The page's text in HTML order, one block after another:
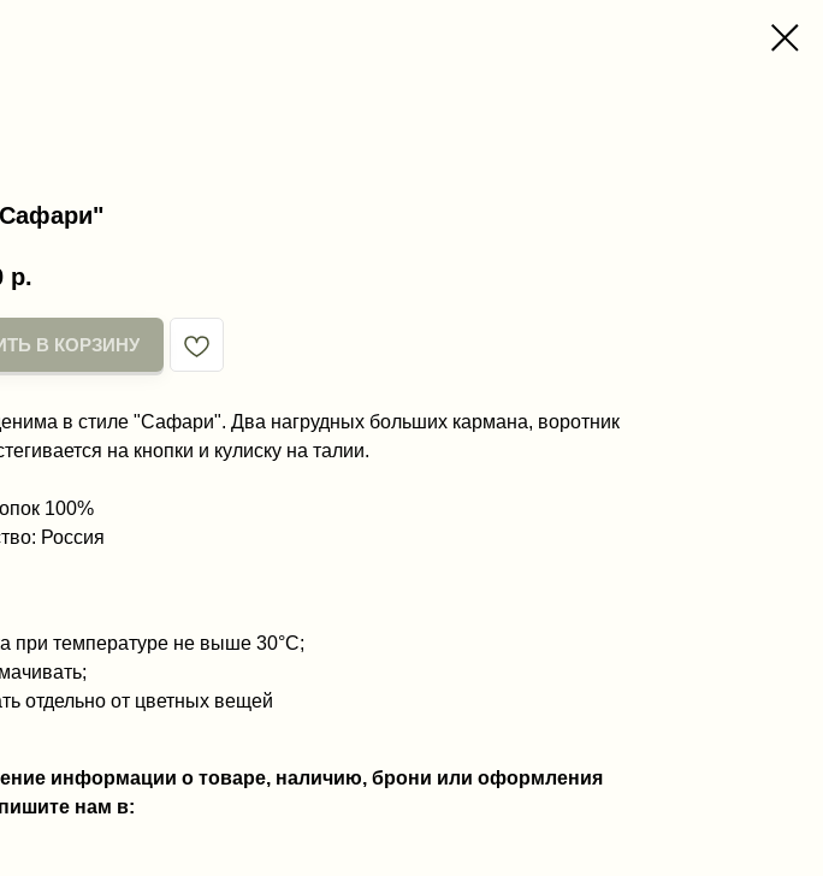
р.
В КОРЗИНУ
в стиле "Сафари". Два нагрудных больших кармана, воротник
на кнопки и кулиску на талии.
100%
Россия
при температуре не выше 30°C;
отдельно от цветных вещей
информации о товаре, наличию, брони или оформления
нам в: